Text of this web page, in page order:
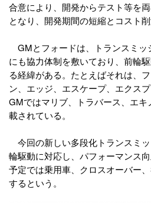
合意により、開発からテスト等を
となり、開発期間の短縮とコスト削
GMとフォードは、トランスミッ
にも協力体制を敷いており、前輪
る経緯がある。たとえばそれは、
ン、エッジ、エスケープ、エクス
GMではマリブ、トラバース、エ
載されている。
今回の新しい多段化トランスミ
輪駆動に対応し、パフォーマンス向
予定では乗用車、クロスオーバー
するという。